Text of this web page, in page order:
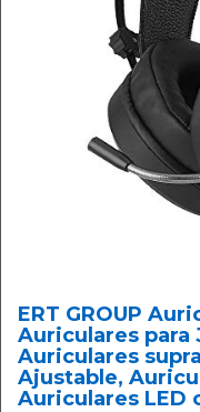
ERT GROUP
Auriculares para
Auriculares
Ajustable,
Auriculares LED